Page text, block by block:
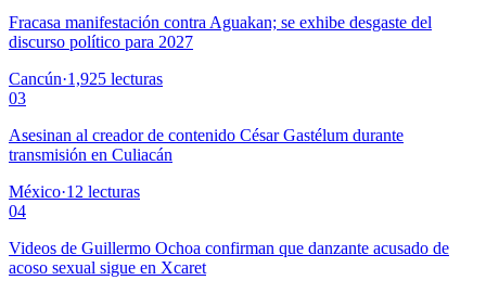
Fracasa manifestación contra Aguakan; se exhibe desgaste del
discurso político para 2027
Cancún·1,925 lecturas
03
Asesinan al creador de contenido César Gastélum durante
transmisión en Culiacán
México·12 lecturas
04
Videos de Guillermo Ochoa confirman que danzante acusado de
acoso sexual sigue en Xcaret